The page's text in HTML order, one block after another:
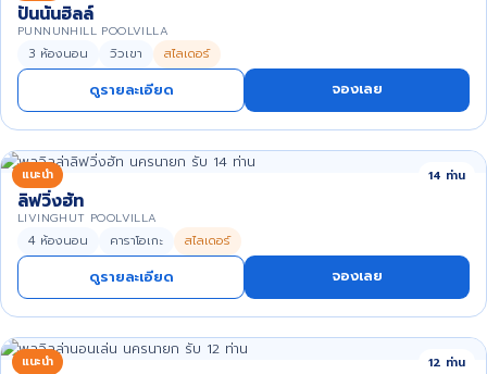
ปันนันฮิลล์
PUNNUNHILL POOLVILLA
3 ห้องนอน วิวเขา สไลเดอร์
ดูรายละเอียด จองเลย
แนะนำ 14 ท่าน
ลิฟวิ่งฮัท
LIVINGHUT POOLVILLA
4 ห้องนอน คาราโอเกะ สไลเดอร์
ดูรายละเอียด จองเลย
แนะนำ 12 ท่าน